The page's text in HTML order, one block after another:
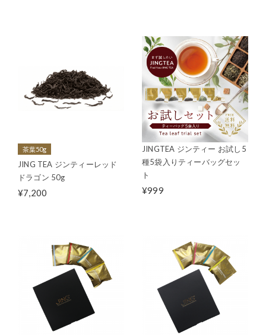
茶葉50g
JING TEA ジンティーレッド
ドラゴン 50g
¥7,200
JINGTEA ジンティー お試し5
種5袋入りティーバッグセッ
ト
¥999